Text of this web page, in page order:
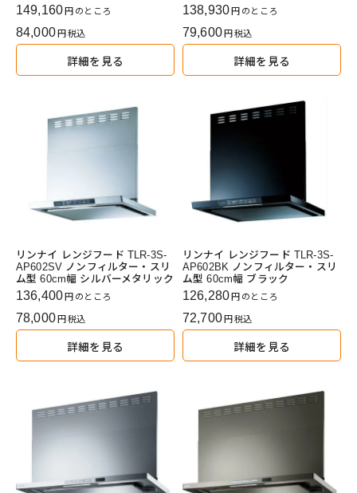
149,160 のところ
84,000 税込
詳細を見る
138,930 のところ
79,600 税込
詳細を見る
リンナイ レンジフード TLR-3S-
AP602SV ノンフィルター・スリ
ム型 60cm幅 シルバーメタリック
136,400 のところ
78,000 税込
詳細を見る
リンナイ レンジフード TLR-3S-
AP602BK ノンフィルター・スリ
ム型 60cm幅 ブラック
126,280 のところ
72,700 税込
詳細を見る